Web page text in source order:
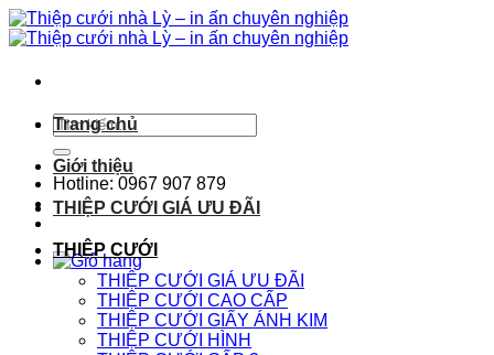
Chuyển
đến
dung
Tìm
kiếm:
Hotline: 0967 907 879
Trang chủ
Giới thiệu
THIỆP CƯỚI GIÁ ƯU ĐÃI
THIỆP CƯỚI
THIỆP CƯỚI GIÁ ƯU ĐÃI
THIỆP CƯỚI CAO CẤP
THIỆP CƯỚI GIẤY ÁNH KIM
THIỆP CƯỚI HÌNH